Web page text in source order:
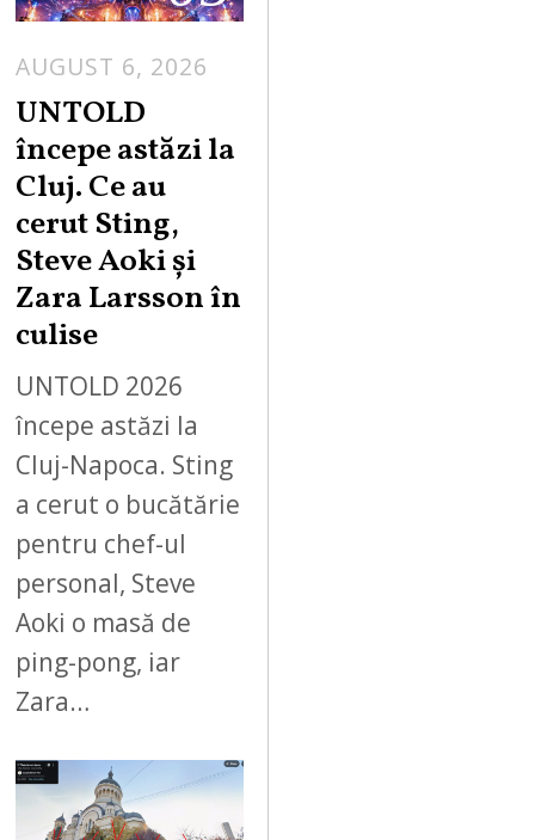
AUGUST 6, 2026
UNTOLD
începe astăzi la
Cluj. Ce au
cerut Sting,
Steve Aoki și
Zara Larsson în
culise
UNTOLD 2026
începe astăzi la
Cluj-Napoca. Sting
a cerut o bucătărie
pentru chef-ul
personal, Steve
Aoki o masă de
ping-pong, iar
Zara…